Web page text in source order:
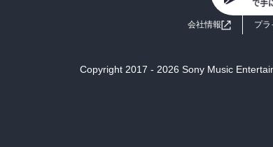
会社情報 プラ
Copyright 2017 - 2026 Sony Music